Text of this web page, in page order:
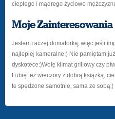
ciepłego i mądrego życiowo
Moje Zainteresowania
Jestem raczej domatorką, więc jeśli
najlepiej kameralne:) Nie pamiętam
dyskotece:)Wolę klimat grillowy czy
Lubię też wieczory z dobrą książką,
te spędzone samotnie, sama ze sobą:)